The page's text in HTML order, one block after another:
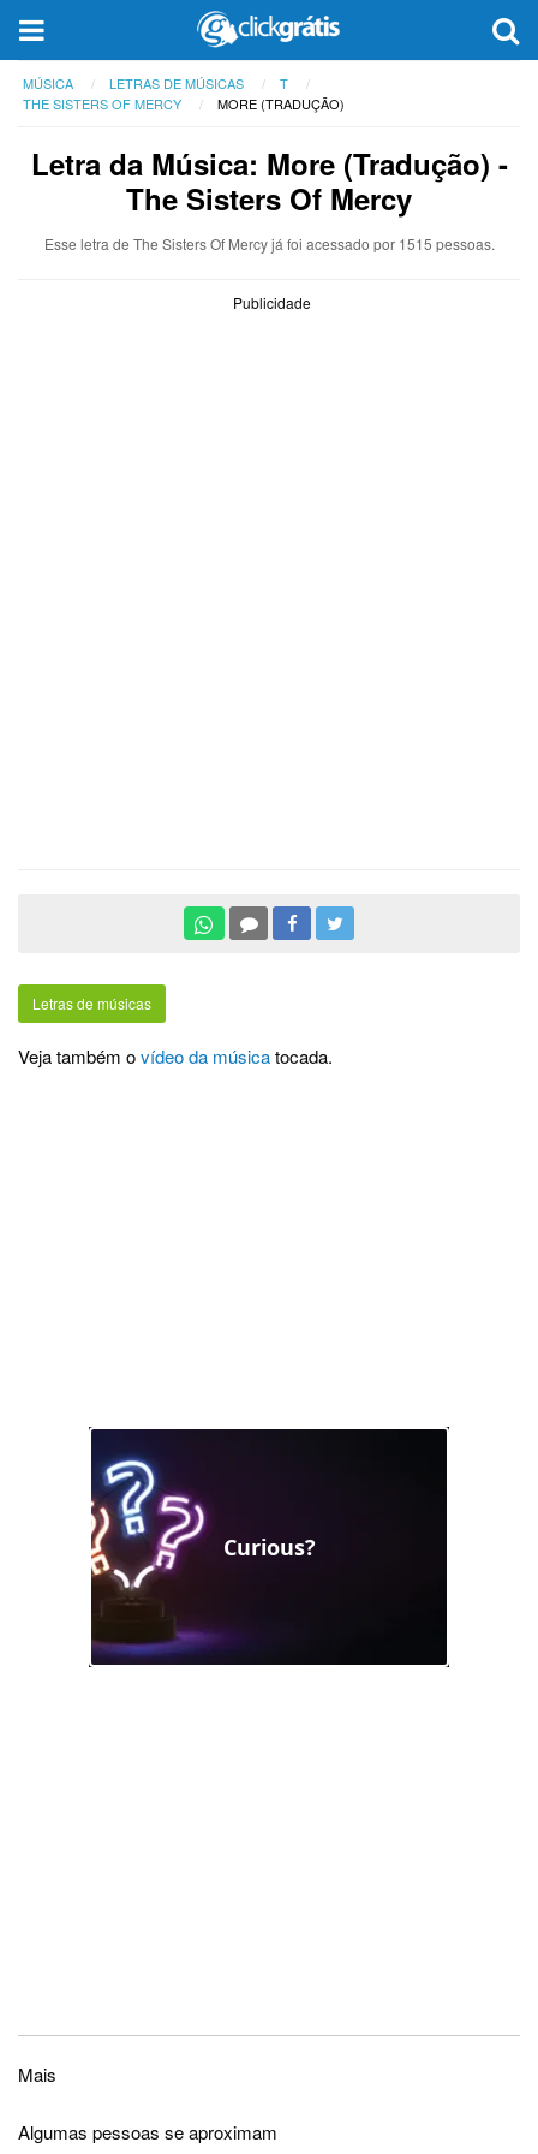
MÚSICA LETRAS DE MÚSICAS
T
THE SISTERS OF MERCY
MORE (TRADUÇÃO)
Letra da Música: More (Tradução) -
The Sisters Of Mercy
Esse letra de The Sisters Of Mercy já foi acessado por 1515 pessoas.
Publicidade
Letras de músicas
Veja também ovídeo da músicatocada.
Mais
Algumas pessoas se aproximam